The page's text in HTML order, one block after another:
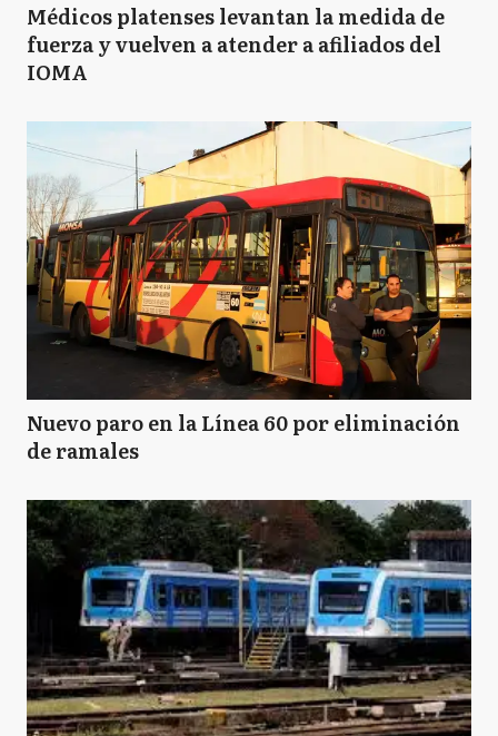
Médicos platenses levantan la medida de
fuerza y vuelven a atender a afiliados del
IOMA
Nuevo paro en la Línea 60 por eliminación
de ramales